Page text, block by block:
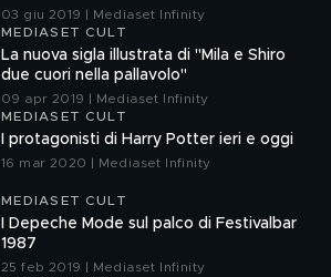
03 giu 2019 | Mediaset Infinity
MEDIASET CULT
La nuova sigla illustrata di "Mila e Shiro
due cuori nella pallavolo"
09 apr 2019 | Mediaset Infinity
MEDIASET CULT
I protagonisti di Harry Potter ieri e oggi
16 mar 2020 | Mediaset Infinity
MEDIASET CULT
I Depeche Mode sul palco di Festivalbar
1987
25 feb 2019 | Mediaset Infinity